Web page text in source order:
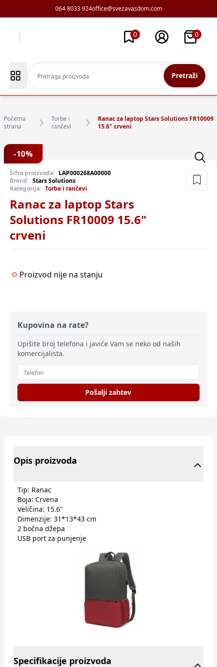
064 8033 924office@svezavasdom.com
0 0
Pretraži
Početna
strana
Torbe i
rančevi
Ranac za laptop Stars Solutions FR10009
15.6" crveni
-10%
Šifra proizvoda: LAP000268A00000
Brend: Stars Solutions
Kategorija: Torbe i rančevi
Ranac za laptop Stars
Solutions FR10009 15.6"
crveni
Proizvod nije na stanju
Kupovina na rate?
Upišite broj telefona i javiće Vam se neko od naših
komercijalista.
Pošalji zahtev
Opis proizvoda
Tip: Ranac
Boja: Crvena
Veličina: 15.6"
Dimenzije: 31*13*43 cm
2 bočna džepa
USB port za punjenje
Specifikacije proizvoda